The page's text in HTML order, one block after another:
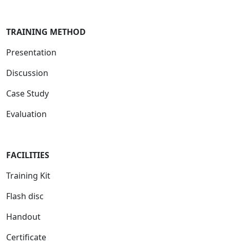
TRAINING METHOD
Presentation
Discussion
Case Study
Evaluation
FACILITIES
Training Kit
Flash disc
Handout
Certificate